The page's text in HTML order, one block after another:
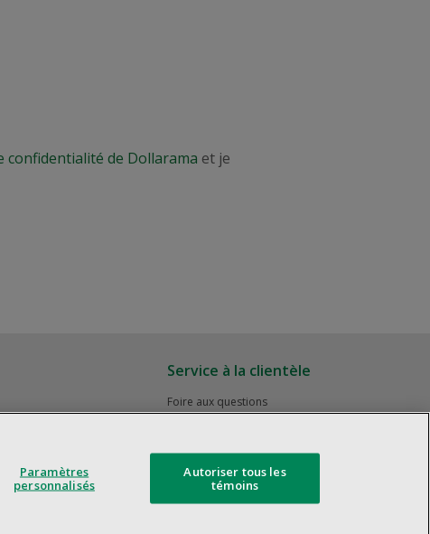
confidentialité de Dollarama et je
Service à la clientèle
Foire aux questions
Gestion des témoins
Paramètres
personnalisés
Autoriser tous les
témoins